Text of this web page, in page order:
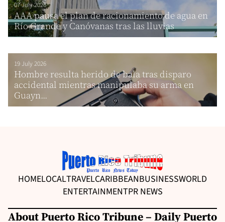
07 July 2026
AAA pausa el plan de racionamiento de agua en
Río Grande y Canóvanas tras las lluvias
19 July 2026
Hombre resulta herido de bala tras disparo
accidental mientras manipulaba su arma en
Guayn...
HOMELOCALTRAVELCARIBBEANBUSINESSWORLD
ENTERTAINMENTPR NEWS
About Puerto Rico Tribune – Daily Puerto